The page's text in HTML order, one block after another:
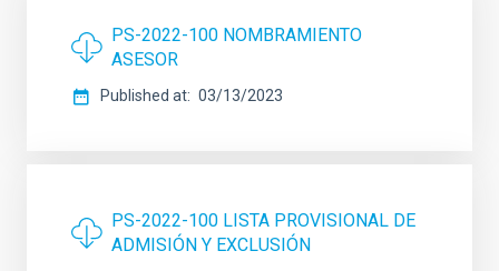
PS-2022-100 NOMBRAMIENTO
ASESOR
Published at 03/13/2023
PS-2022-100 LISTA PROVISIONAL DE
ADMISIÓN Y EXCLUSIÓN